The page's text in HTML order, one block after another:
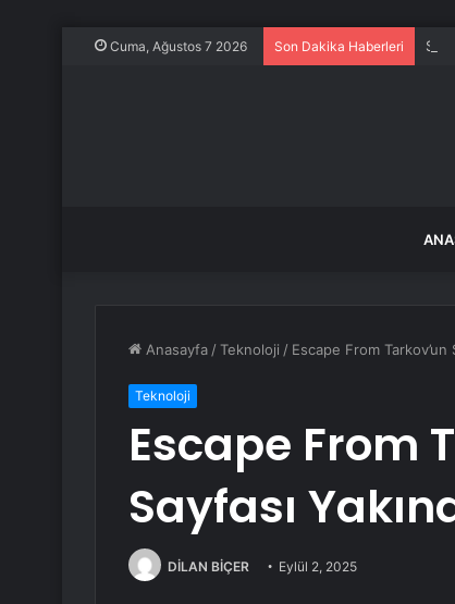
Cuma, Ağustos 7 2026 Son Dakika Haberleri
Anasayfa /Teknoloji / Escape From Tarkov’un
Teknoloji
Escape From
Sayfası
DİLAN BİÇER Eylül 2, 2025